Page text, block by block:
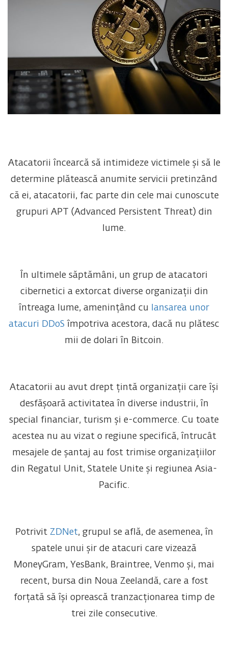
Atacatorii încearcă să intimideze victimele și să le
determine plătească anumite servicii pretinzând
că ei, atacatorii, fac parte din cele mai cunoscute
grupuri APT (Advanced Persistent Threat) din
lume.
În ultimele săptămâni, un grup de atacatori
cibernetici a extorcat diverse organizații din
întreaga lume, amenințând cu
lansarea unor
atacuri DDoS împotriva acestora, dacă nu plătesc
mii de dolari în Bitcoin.
Atacatorii au avut drept țintă organizații care își
desfășoară activitatea în diverse industrii, în
special financiar, turism și e-commerce. Cu toate
acestea nu au vizat o regiune specifică, întrucât
mesajele de șantaj au fost trimise organizațiilor
din Regatul Unit, Statele Unite și regiunea Asia-
Pacific.
Potrivit ZDNet, grupul se află, de asemenea, în
spatele unui șir de atacuri care vizează
MoneyGram, YesBank, Braintree, Venmo și, mai
recent, bursa din Noua Zeelandă, care a fost
forțată să își oprească tranzacționarea timp de
trei zile consecutive.